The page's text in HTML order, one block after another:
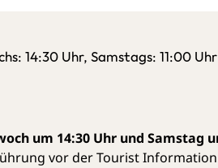
14:30 Uhr, Samstags: 11:00 Uhr
um 14:30 Uhr und Samstag
vor der Tourist